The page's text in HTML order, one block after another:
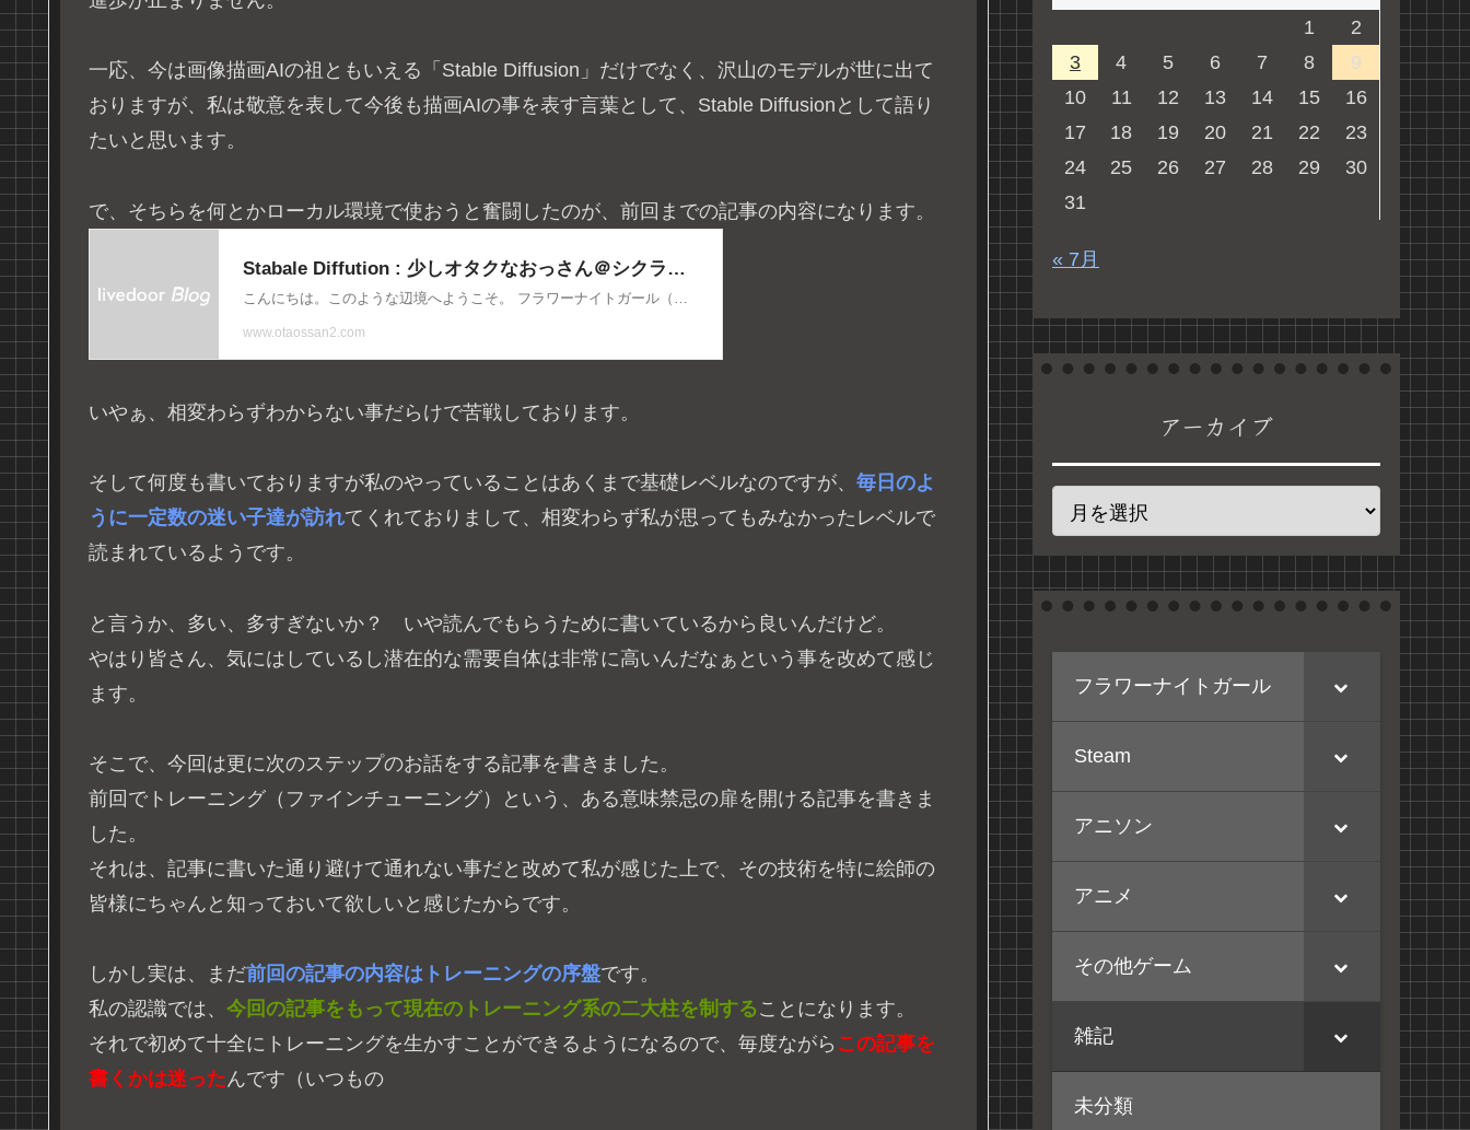
一応、今は画像描画AIの祖ともいえる「Stable Diffusion」だけでなく、沢山のモデルが世に出て
おりますが、私は敬意を表して今後も描画AIの事を表す言葉として、Stable Diffusionとして語り
たいと思います。
で、そちらを何とかローカル環境で使おうと奮闘したのが、前回までの記事の内容になります。
いやぁ、相変わらずわからない事だらけで苦戦しております。
そして何度も書いておりますが私のやっていることはあくまで基礎レベルなのですが、 毎日のよ
うに一定数の迷い子達が訪れてくれておりまして、相変わらず私が思ってもみなかったレベルで
読まれているようです。
と言うか、多い、多すぎないか？ いや読んでもらうために書いているから良いんだけど。
やはり皆さん、気にはしているし潜在的な需要自体は非常に高いんだなぁという事を改めて感じ
ます。
そこで、今回は更に次のステップのお話をする記事を書きました。
前回でトレーニング（ファインチューニング）という、ある意味禁忌の扉を開ける記事を書きま
した。
それは、記事に書いた通り避けて通れない事だと改めて私が感じた上で、その技術を特に絵師の
皆様にちゃんと知っておいて欲しいと感じたからです。
しかし実は、まだ前回の記事の内容はトレーニングの序盤です。
私の認識では、 今回の記事をもって現在のトレーニング系の二大柱を制することになります。
それで初めて十全にトレーニングを生かすことができるようになるので、毎度ながら この記事を
書くかは迷ったんです（いつもの
1
2
3
4 5 6 7 8
9
10
11 12 13 14 15
16
17
18 19 20 21 22
23
24
25 26 27 28 29
30
31
« 7月
アーカイブ
フラワーナイトガール
Steam
アニソン
アニメ
その他ゲーム
雑記
未分類